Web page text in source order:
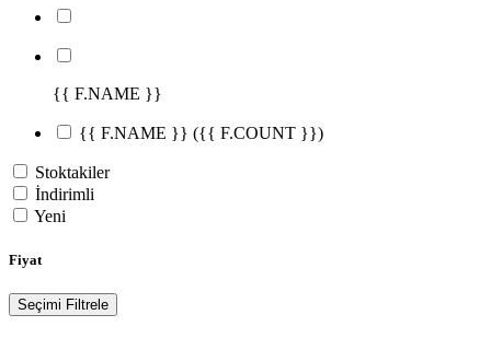
{{ F.NAME }}
{{ F.NAME }} ({{ F.COUNT }})
Stoktakiler
İndirimli
Yeni
Fiyat
Seçimi Filtrele